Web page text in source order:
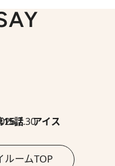
15話 アイス
ルームTOP